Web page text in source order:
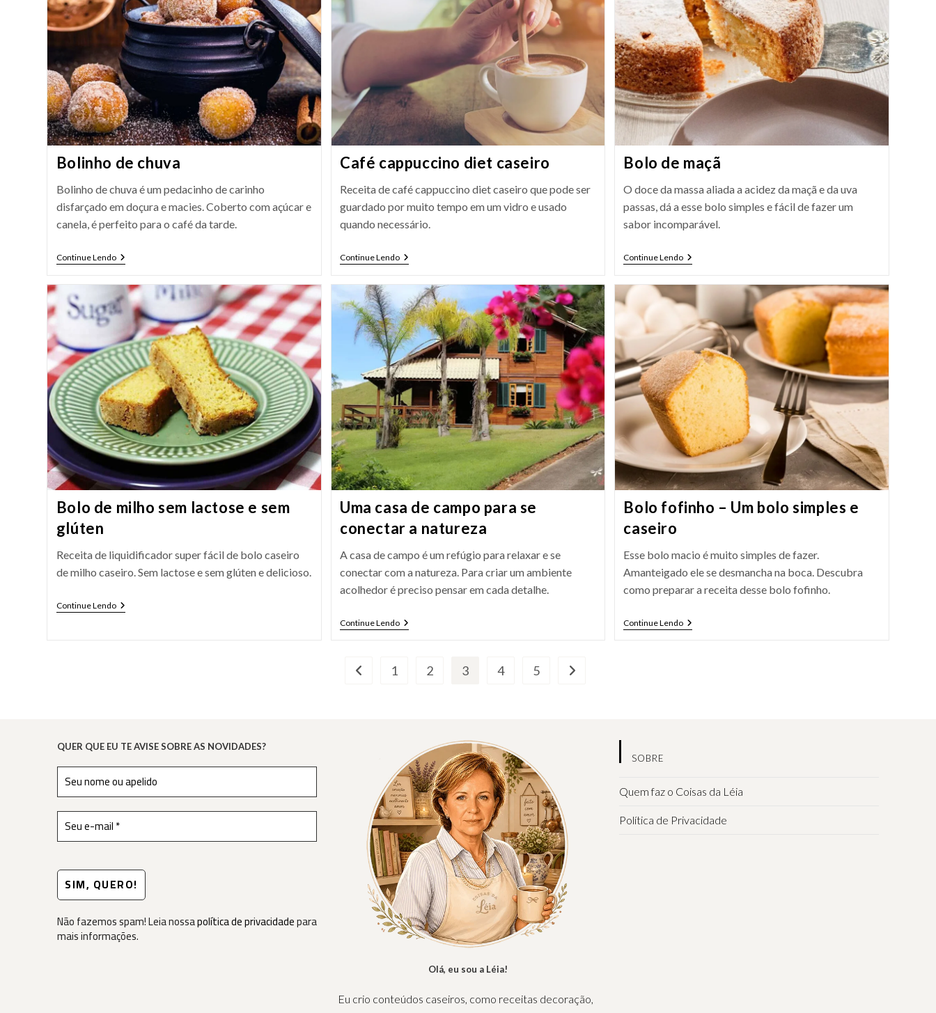
Bolinho de chuva
Bolinho de chuva é um pedacinho de carinho
disfarçado em doçura e macies. Coberto com açúcar e
canela, é perfeito para o café da tarde.
Continue LendoBolinho
De
Café cappuccino diet caseiro
Receita de café cappuccino diet caseiro que pode ser
guardado por muito tempo em um vidro e usado
quando necessário.
Continue LendoCafé
Cappuccino
Caseiro
Bolo de maçã
O doce da massa aliada a acidez da maçã e da uva
passas, dá a esse bolo simples e fácil de fazer um
sabor incomparável.
Continue LendoBolo
De
Bolo de milho sem lactose e sem
glúten
Receita de liquidificador super fácil de bolo caseiro
de milho caseiro. Sem lactose e sem glúten e delicioso.
Continue LendoBolo
De
Uma casa de campo para se
conectar a natureza
A casa de campo é um refúgio para relaxar e se
conectar com a natureza. Para criar um ambiente
acolhedor é preciso pensar em cada detalhe.
Continue LendoUma
Casa
Bolo fofinho – Um bolo simples e
caseiro
Esse bolo macio é muito simples de fazer.
Amanteigado ele se desmancha na boca. Descubra
como preparar a receita desse bolo fofinho.
Continue LendoBolo
Fofinho
Ir para a página anterior
1 2 3 4 5 Ir para a próxima página
QUER QUE EU TE AVISE SOBRE AS NOVIDADES?
Não fazemos spam! Leia nossapolítica de privacidadepara
mais informações.
Olá, eu sou a Léia!
Eu crio conteúdos caseiros, como receitas decoração,
SOBRE
Quem faz o Coisas da Léia
Política de Privacidade